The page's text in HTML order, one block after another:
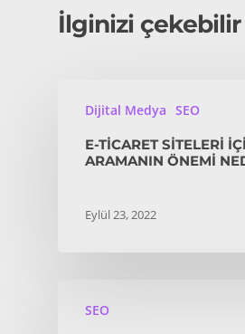
İlginizi çekebilir
Dijital Medya SEO
E-TICARET SITELERI
ARAMANIN ÖNEMI
Eylül 23, 2022
SEO